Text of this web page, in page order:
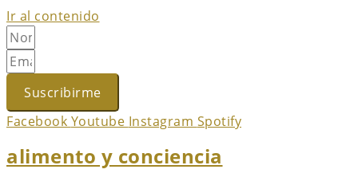
Ir al contenido
Suscribirme
Facebook Youtube Instagram Spotify
alimento y conciencia